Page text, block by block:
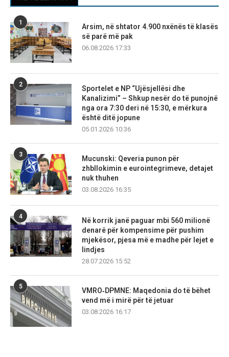
1
Arsim, në shtator 4.900 nxënës të klasës
së parë më pak
06.08.2026 17:33
2
Sportelet e NP “Ujësjellësi dhe
Kanalizimi” – Shkup nesër do të punojnë
nga ora 7:30 deri në 15:30, e mërkura
është ditë jopune
05.01.2026 10:36
3
Mucunski: Qeveria punon për
zhbllokimin e eurointegrimeve, detajet
nuk thuhen
03.08.2026 16:35
4
Në korrik janë paguar mbi 560 milionë
denarë për kompensime për pushim
mjekësor, pjesa më e madhe për lejet e
lindjes
28.07.2026 15:52
5
VMRO‑DPMNE: Maqedonia do të bëhet
vend më i mirë për të jetuar
03.08.2026 16:17